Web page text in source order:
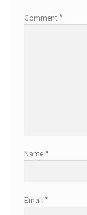
Comment *
Name *
Email *